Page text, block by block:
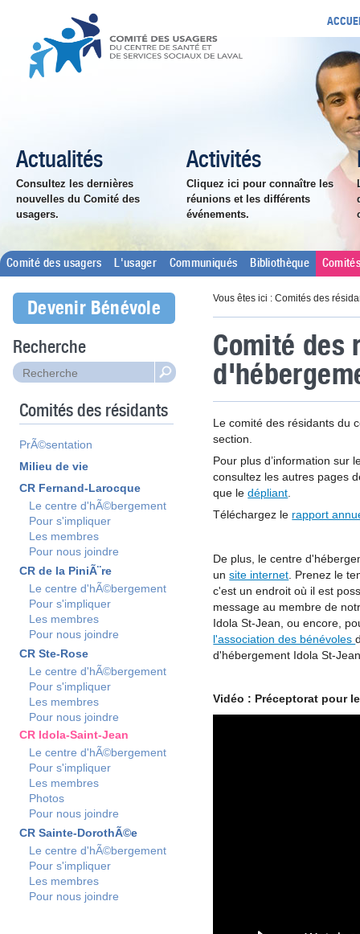
Actualités
Consultez les dernières
nouvelles du Comité des
usagers.
Activités
Cliquez ici pour connaître les
réunions et les différents
événements.
Comité des usagers L'usager Communiqués Bibliothèque
Devenir Bénévole
Recherche
Comités des résidants
PrÃ©sentation
Milieu de vie
CR Fernand-Larocque
Le centre d'hÃ©bergement
Pour s'impliquer
Les membres
Pour nous joindre
CR de la PiniÃ¨re
Le centre d'hÃ©bergement
Pour s'impliquer
Les membres
Pour nous joindre
CR Ste-Rose
Le centre d'hÃ©bergement
Pour s'impliquer
Les membres
Pour nous joindre
CR Idola-Saint-Jean
Le centre d'hÃ©bergement
Pour s'impliquer
Les membres
Photos
Pour nous joindre
CR Sainte-DorothÃ©e
Le centre d'hÃ©bergement
Pour s'impliquer
Les membres
Pour nous joindre
Vous êtes ici : Comités des
Comité des
Le comité des résidants du
section.
Pour plus d’information sur
consultez les autres pages
que ledépliant
Téléchargez le rapport
De plus, le centre
unsite internet . Prenez le
c'est un endroit où il est
message au membre de
Idola St-Jean, ou encore,
l'association des bénévoles
d'hébergement Idola St-
Vidéo : Préceptorat pour